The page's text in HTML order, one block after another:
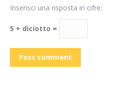
Inserisci una risposta in cifre:
5 + diciotto =
Post comment